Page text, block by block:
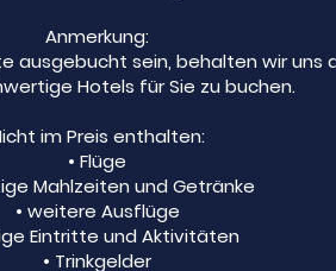
Anmerkung:
ausgebucht sein, behalten wir uns
Hotels für Sie zu buchen.
im Preis enthalten:
• Flüge
Mahlzeiten und Getränke
• weitere Ausflüge
Eintritte und Aktivitäten
• Trinkgelder